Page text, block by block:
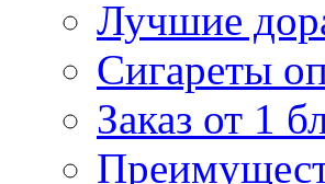
Лучшие
Сигареты
Заказ от 1